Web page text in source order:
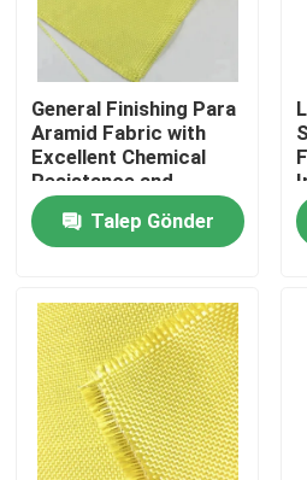
Ürünler
videolar
General Finishing Para
Aramid Fabric with
Excellent Chemical
Resistance and
Tensile Strength
≥2000NTalep Gönder